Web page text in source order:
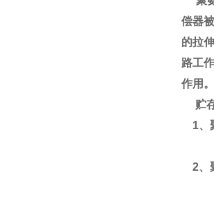
偿器
的拉
路工
作用
贮
1、
2、